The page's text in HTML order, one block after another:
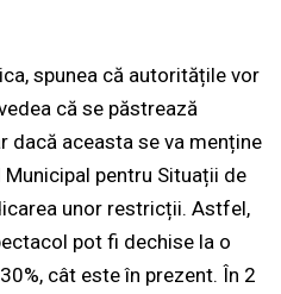
spunea că autoritățile vor
că se păstrează
dacă aceasta se va menține
pentru Situații de
unor restricții. Astfel,
pot fi dechise la o
cât este în prezent. În 2